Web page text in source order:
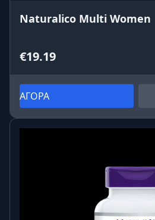
Naturalico Multi Women
€19.19
ΑΓΟΡΑ